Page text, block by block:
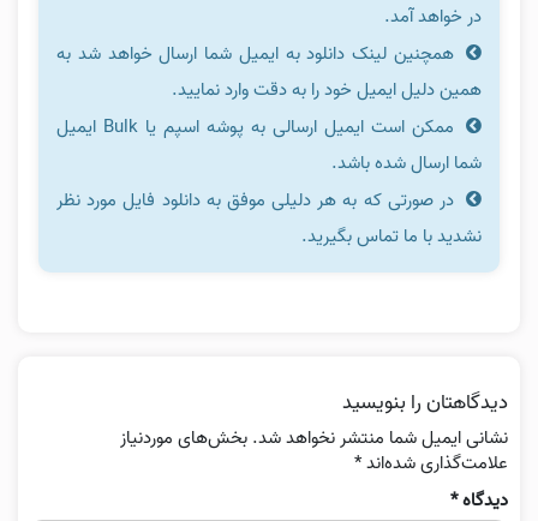
در خواهد آمد.
همچنین لینک دانلود به ایمیل شما ارسال خواهد شد به
همین دلیل ایمیل خود را به دقت وارد نمایید.
ممکن است ایمیل ارسالی به پوشه اسپم یا Bulk ایمیل
شما ارسال شده باشد.
در صورتی که به هر دلیلی موفق به دانلود فایل مورد نظر
نشدید با ما تماس بگیرید.
دیدگاهتان را بنویسید
نشانی ایمیل شما منتشر نخواهد شد. بخش‌های موردنیاز
علامت‌گذاری شده‌اند*
دیدگاه*